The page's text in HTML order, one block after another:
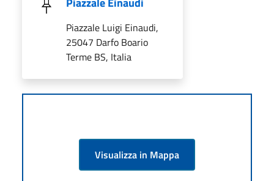
Piazzale Luigi Einaudi,
25047 Darfo Boario
Terme BS, Italia
Visualizza in Mappa